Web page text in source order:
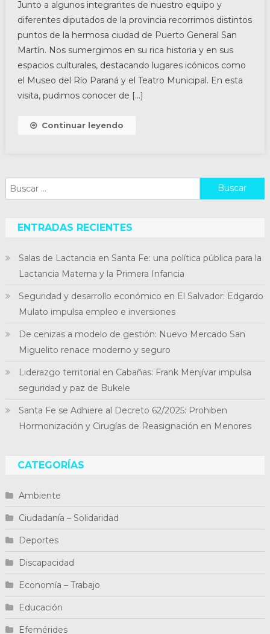
Junto a algunos integrantes de nuestro equipo y
diferentes diputados de la provincia recorrimos distintos
puntos de la hermosa ciudad de Puerto General San
Martín. Nos sumergimos en su rica historia y en sus
espacios culturales, destacando lugares icónicos como
el Museo del Río Paraná y el Teatro Municipal. En esta
visita, pudimos conocer de […]
Continuar leyendo
Buscar:
ENTRADAS RECIENTES
Salas de Lactancia en Santa Fe: una política pública para la
Lactancia Materna y la Primera Infancia
Seguridad y desarrollo económico en El Salvador: Edgardo
Mulato impulsa empleo e inversiones
De cenizas a modelo de gestión: Nuevo Mercado San
Miguelito renace moderno y seguro
Liderazgo territorial en Cabañas: Frank Menjívar impulsa
seguridad y paz de Bukele
Santa Fe se Adhiere al Decreto 62/2025: Prohiben
Hormonización y Cirugías de Reasignación en Menores
CATEGORÍAS
Ambiente
Ciudadanía – Solidaridad
Deportes
Discapacidad
Economía – Trabajo
Educación
Efemérides